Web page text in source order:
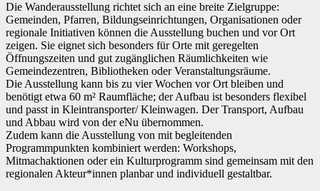
Die Wanderausstellung richtet sich an eine breite Zielgruppe:
Gemeinden, Pfarren, Bildungseinrichtungen, Organisationen oder
regionale Initiativen können die Ausstellung buchen und vor Ort
zeigen. Sie eignet sich besonders für Orte mit geregelten
Öffnungszeiten und gut zugänglichen Räumlichkeiten wie
Gemeindezentren, Bibliotheken oder Veranstaltungsräume.
Die Ausstellung kann bis zu vier Wochen vor Ort bleiben und
benötigt etwa 60 m² Raumfläche; der Aufbau ist besonders flexibel
und passt in Kleintransporter/ Kleinwagen. Der Transport, Aufbau
und Abbau wird von der eNu übernommen.
Zudem kann die Ausstellung von mit begleitenden
Programmpunkten kombiniert werden: Workshops,
Mitmachaktionen oder ein Kulturprogramm sind gemeinsam mit den
regionalen Akteur*innen planbar und individuell gestaltbar.